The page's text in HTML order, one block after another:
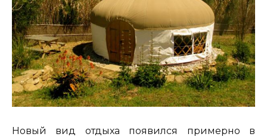
Новый вид отдыха появился примерно в